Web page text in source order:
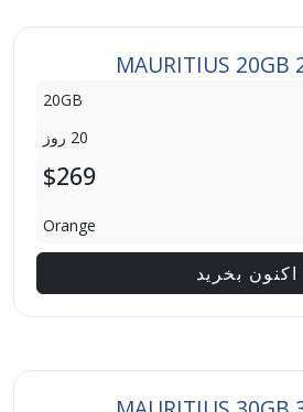
MAURITIUS 20GB
20GB
20 روز
$269
Orange
اکنون بخرید